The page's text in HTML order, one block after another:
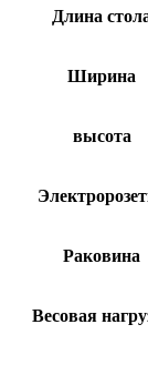
Длина
Ширина
высота
Раковина
Весовая